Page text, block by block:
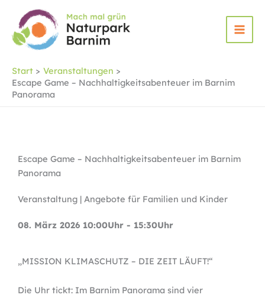
Inhalt
springen
Start
Veranstaltungen
Escape Game – Nachhaltigkeitsabenteuer im Barnim
Panorama
Escape Game – Nachhaltigkeitsabenteuer im Barnim
Panorama
Veranstaltung | Angebote für Familien und Kinder
08. März 2026 10:00Uhr - 15:30Uhr
„MISSION KLIMASCHUTZ – DIE ZEIT LÄUFT!“
Die Uhr tickt: Im Barnim Panorama sind vier